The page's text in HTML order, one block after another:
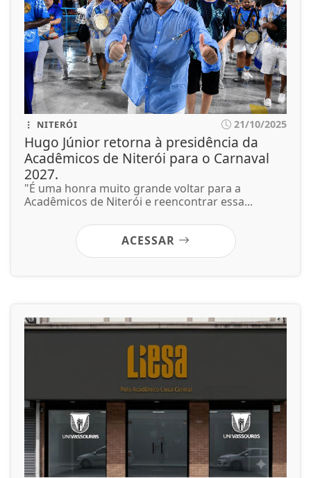
NITERÓI 21/10/2025
Hugo Júnior retorna à presidência da
Acadêmicos de Niterói para o Carnaval
2027.
"É uma honra muito grande voltar para a
Acadêmicos de Niterói e reencontrar essa...
ACESSAR